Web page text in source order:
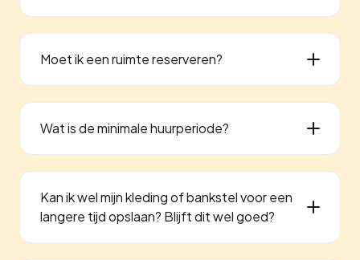
Moet ik een ruimte reserveren?
Wat is de minimale huurperiode?
Kan ik wel mijn kleding of bankstel voor een
langere tijd opslaan? Blijft dit wel goed?